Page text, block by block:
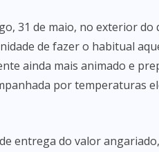
31 de maio, no exterior do
de fazer o habitual
ainda mais animado e
por temperaturas
entrega do valor